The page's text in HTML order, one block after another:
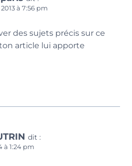
à 7:56 pm
des sujets précis sur ce
article lui apporte
dit :
à 1:24 pm